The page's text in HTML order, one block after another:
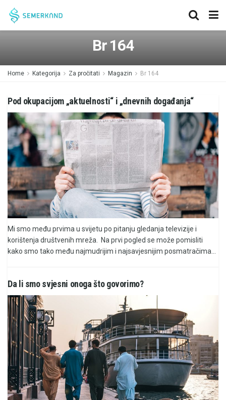
Br 164
Home Kategorija Za pročitati Magazin Br 164
Pod okupacijom „aktuelnosti“ i „dnevnih događanja“
Mi smo među prvima u svijetu po pitanju gledanja televizije i
korištenja društvenih mreža. Na prvi pogled se može pomisliti
kako smo tako među najmudrijim i najsavjesnijim posmatračima...
Da li smo svjesni onoga što govorimo?